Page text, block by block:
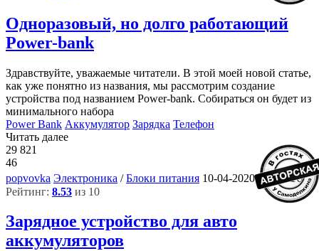
Одноразовый, но долго работающий
Power-bank
Здравствуйте, уважаемые читатели. В этой моей новой статье,
как уже понятно из названия, мы рассмотрим создание
устройства под названием Power-bank. Собираться он будет из
минимального набора
Power Bank Аккумулятор Зарядка Телефон
Читать далее
29 821
46
popvovka Электроника /Блоки питания 10-04-2020, 14:30 10
Рейтинг: 8.53 из 10
Зарядное устройство для авто
аккумуляторов